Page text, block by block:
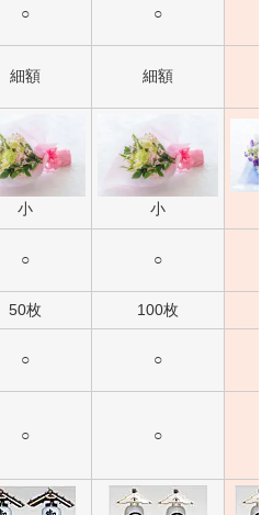
○ ○
細額 細額
小 小
○ ○
50枚 100枚
○ ○
○ ○